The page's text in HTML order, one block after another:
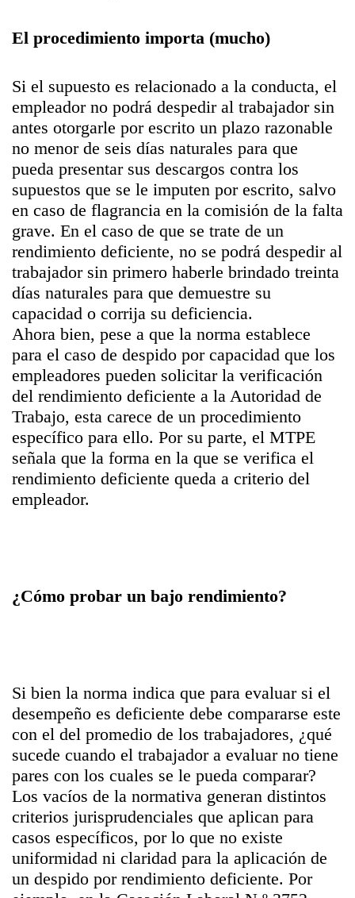
El procedimiento importa (mucho)
Si el supuesto es relacionado a la conducta, el
empleador no podrá despedir al trabajador sin
antes otorgarle por escrito un plazo razonable
no menor de seis días naturales para que
pueda presentar sus descargos contra los
supuestos que se le imputen por escrito, salvo
en caso de flagrancia en la comisión de la falta
grave. En el caso de que se trate de un
rendimiento deficiente, no se podrá despedir al
trabajador sin primero haberle brindado treinta
días naturales para que demuestre su
capacidad o corrija su deficiencia.
Ahora bien, pese a que la norma establece
para el caso de despido por capacidad que los
empleadores pueden solicitar la verificación
del rendimiento deficiente a la Autoridad de
Trabajo, esta carece de un procedimiento
específico para ello. Por su parte, el MTPE
señala que la forma en la que se verifica el
rendimiento deficiente queda a criterio del
empleador.
¿Cómo probar un bajo rendimiento?
Si bien la norma indica que para evaluar si el
desempeño es deficiente debe compararse este
con el del promedio de los trabajadores, ¿qué
sucede cuando el trabajador a evaluar no tiene
pares con los cuales se le pueda comparar?
Los vacíos de la normativa generan distintos
criterios jurisprudenciales que aplican para
casos específicos, por lo que no existe
uniformidad ni claridad para la aplicación de
un despido por rendimiento deficiente. Por